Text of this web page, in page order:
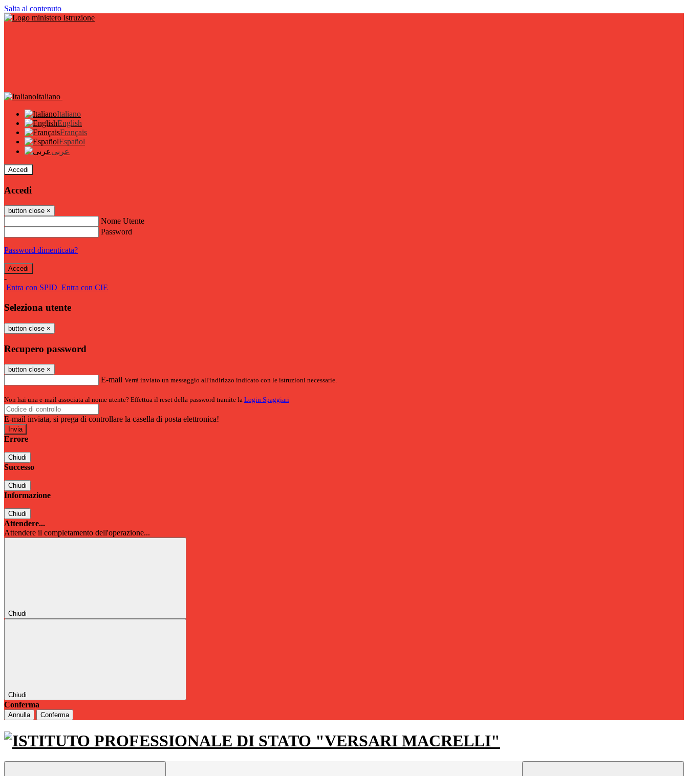
Salta al contenuto
Italiano
Italiano
English
Français
Español
عربى
Accedi
Accedi
button close ×
Nome Utente
Password
Password dimenticata?
-
Entra con SPID Entra con CIE
Seleziona utente
button close ×
Recupero password
button close ×
E-mail Verrà inviato un messaggio all'indirizzo indicato con le istruzioni necessarie.
Non hai una e-mail associata al nome utente? Effettua il reset della password tramite la Login Spaggiari
E-mail inviata, si prega di controllare la casella di posta elettronica!
Errore
Chiudi
Successo
Chiudi
Informazione
Chiudi
Attendere...
Attendere il completamento dell'operazione...
Chiudi
Chiudi
Conferma
Annulla Conferma